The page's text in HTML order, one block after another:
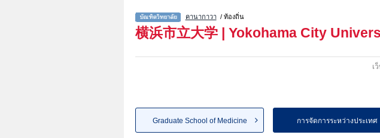
คานากาวา/ ท้องถิ่น
横浜市立大学 | Yokohama City
เ
Graduate School of Medicine การจัดการระหว่างประเทศ